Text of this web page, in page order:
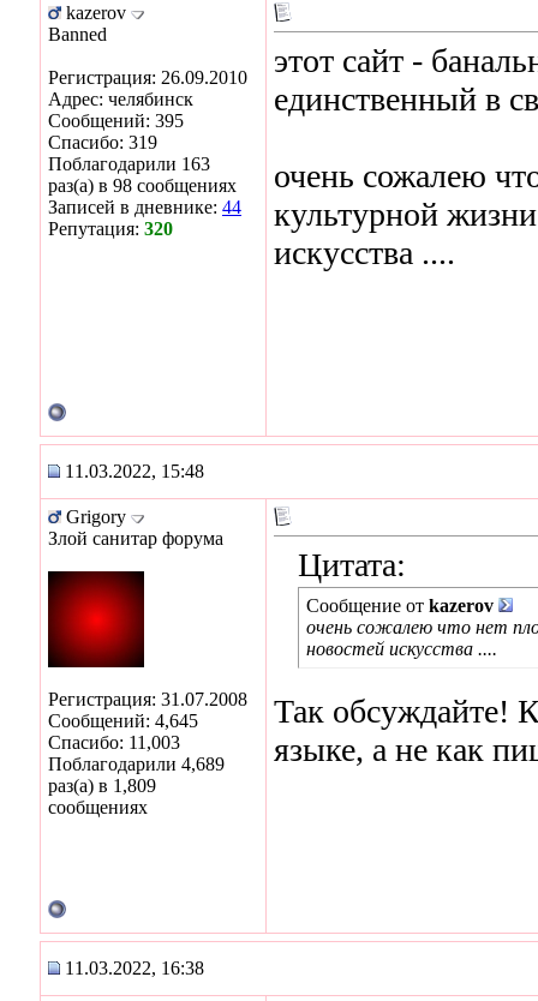
kazerov
Banned
Регистрация: 26.09.2010
Адрес: челябинск
Сообщений: 395
Спасибо: 319
Поблагодарили 163
раз(а) в 98 сообщениях
Записей в дневнике: 44
Репутация: 320
этот сайт -
единственный в
очень сожалею
культурной
искусства ....
11.03.2022, 15:48
Grigory
Злой санитар форума
Регистрация: 31.07.2008
Сообщений: 4,645
Спасибо: 11,003
Поблагодарили 4,689
раз(а) в 1,809
сообщениях
Цитата:
Сообщение от kazerov
очень сожалею что нет
новостей искусства ....
Так обсуждайте!
языке, а не как
11.03.2022, 16:38